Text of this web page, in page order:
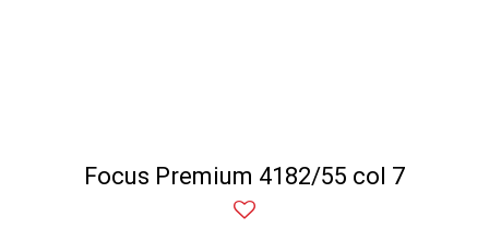
Focus Premium 4182/55 col 7